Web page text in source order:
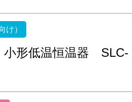
け）
形低温恒温器 SLC-